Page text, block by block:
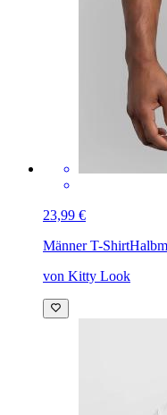
23,99 €
Männer T-Shirt
von Kitty Look